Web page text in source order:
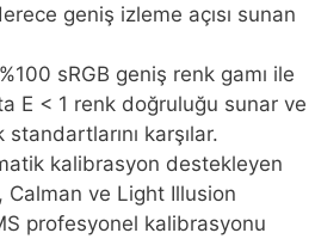
geniş izleme açısı sunan
sRGB geniş renk gamı ile
E < 1 renk doğruluğu sunar ve
karşılar.
kalibrasyon destekleyen
Calman ve Light Illusion
profesyonel kalibrasyonu